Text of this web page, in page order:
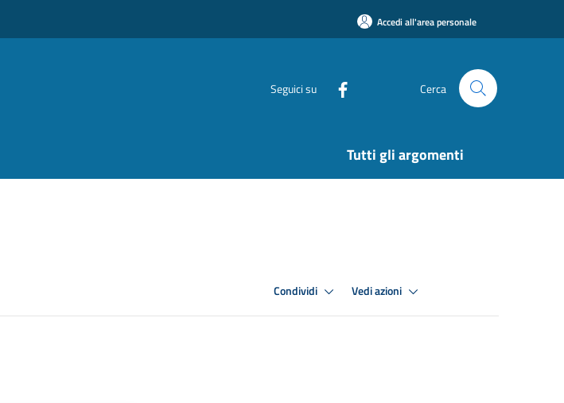
Accedi all'area personale
Seguici su Cerca
Tutti gli argomenti
Condividi Vedi azioni